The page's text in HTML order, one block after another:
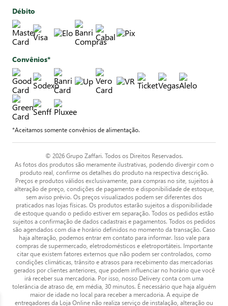
Débito
Convênios*
*Aceitamos somente convênios de alimentação.
© 2026 Grupo Zaffari. Todos os Direitos Reservados.
As fotos dos produtos são meramente ilustrativas, podendo divergir com o
produto real, confirme os detalhes do produto na respectiva descrição.
Preços e produtos válidos exclusivamente, para compras no site, sujeitos à
alteração de preço, condições de pagamento e disponibilidade de estoque,
sem aviso prévio. Os preços visualizados podem ser diferentes dos
praticados nas lojas físicas. Os produtos estarão sujeitos a disponibilidade
de estoque quando o pedido estiver em separação. Todos os pedidos estão
sujeitos a confirmação de dados cadastrais e pagamentos. Todos os pedidos
são agendados com dia e horário definidos no momento da transação. Caso
haja alteração, podemos entrar em contato para informar. Isso vale para
compras de supermercado, eletrodomésticos e eletroportáteis. Importante
citar que existem fatores externos que não podem ser controlados, como
condições climáticas, trânsito e atrasos para recebimento das mercadorias
gerados por clientes anteriores, que podem influenciar no horário que você
irá receber sua mercadoria. Por isso, nosso Delivery conta com uma
tolerância de atraso de, em média, 30 minutos. É necessário que haja alguém
maior de idade no local para receber a mercadoria. A equipe de
entregadores da Loja Online não realiza serviço de instalação, alteração ou